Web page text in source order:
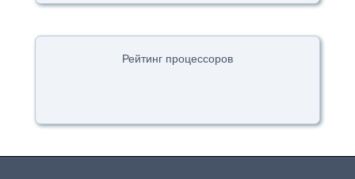
Рейтинг процессоров